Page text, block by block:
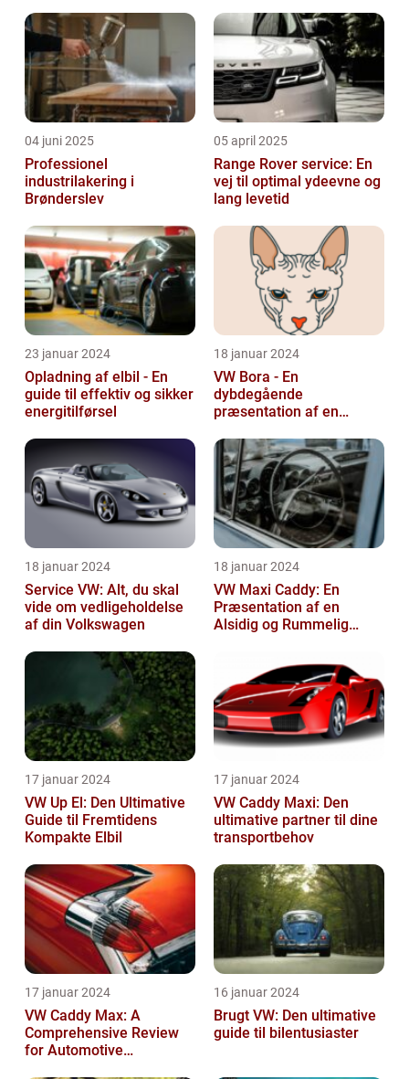
04 juni 2025
Professionel
industrilakering i
Brønderslev
05 april 2025
Range Rover service: En
vej til optimal ydeevne og
lang levetid
23 januar 2024
Opladning af elbil - En
guide til effektiv og sikker
energitilførsel
18 januar 2024
VW Bora - En
dybdegående
præsentation af en
18 januar 2024
Service VW: Alt, du skal
vide om vedligeholdelse
af din Volkswagen
18 januar 2024
VW Maxi Caddy: En
Præsentation af en
Alsidig og Rummelig
17 januar 2024
VW Up El: Den Ultimative
Guide til Fremtidens
Kompakte Elbil
17 januar 2024
VW Caddy Maxi: Den
ultimative partner til dine
transportbehov
17 januar 2024
VW Caddy Max: A
Comprehensive Review
for Automotive
16 januar 2024
Brugt VW: Den ultimative
guide til bilentusiaster